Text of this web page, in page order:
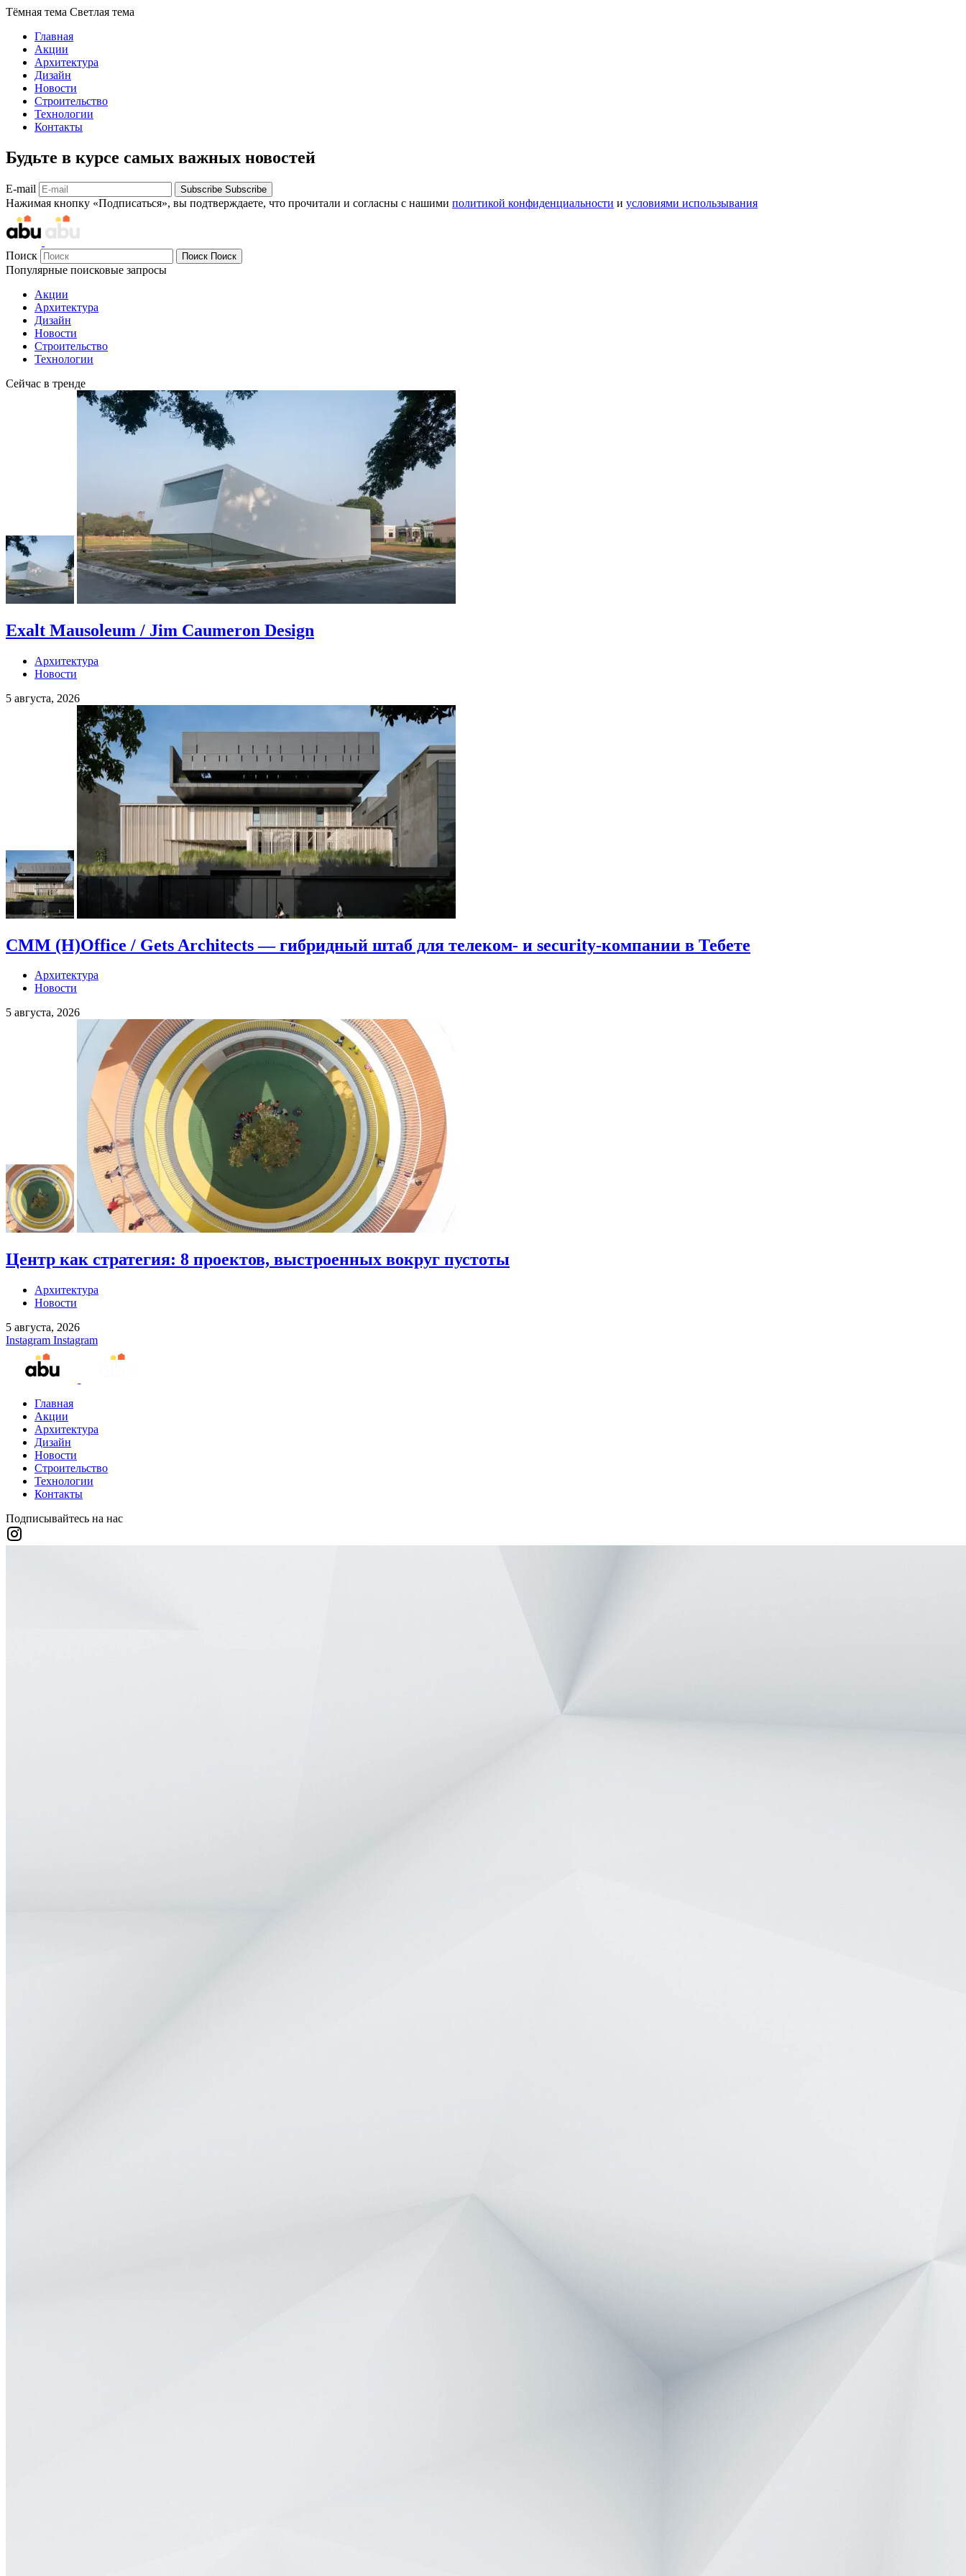
Тёмная тема Светлая тема
Главная
Акции
Архитектура
Дизайн
Новости
Строительство
Технологии
Контакты
Будьте в курсе самых важных новостей
E-mail Subscribe Subscribe
Нажимая кнопку «Подписаться», вы подтверждаете, что прочитали и согласны с нашими политикой конфиденциальности и условиями использывания
Поиск Поиск Поиск
Популярные поисковые запросы
Акции
Архитектура
Дизайн
Новости
Строительство
Технологии
Сейчас в тренде
Exalt Mausoleum / Jim Caumeron Design
Архитектура
Новости
5 августа, 2026
CMM (H)Office / Gets Architects — гибридный штаб для телеком- и security-компании в Тебете
Архитектура
Новости
5 августа, 2026
Центр как стратегия: 8 проектов, выстроенных вокруг пустоты
Архитектура
Новости
5 августа, 2026
Instagram Instagram
Главная
Акции
Архитектура
Дизайн
Новости
Строительство
Технологии
Контакты
Подписывайтесь на нас